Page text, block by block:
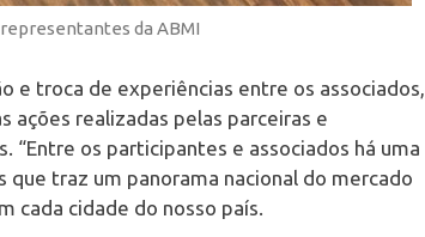
da ABMI
e troca de experiências entre os associados,
ações realizadas pelas parceiras e
“Entre os participantes e associados há uma
traz um panorama nacional do mercado
cada cidade do nosso país.